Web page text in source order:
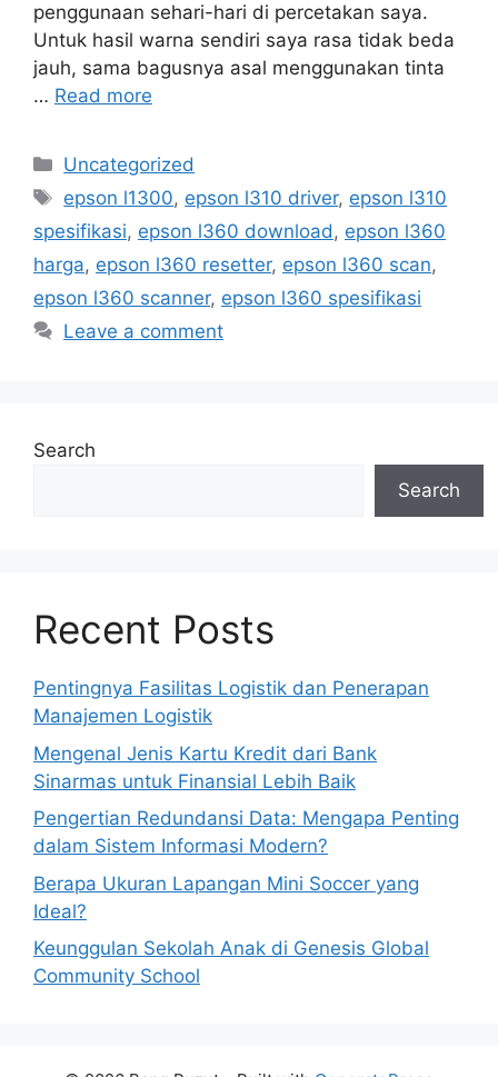
penggunaan sehari-hari di percetakan saya.
Untuk hasil warna sendiri saya rasa tidak beda
jauh, sama bagusnya asal menggunakan tinta
… Read more
Categories
Uncategorized
Tags
epson l1300, epson l310 driver, epson l310
spesifikasi, epson l360 download, epson l360
harga, epson l360 resetter, epson l360 scan,
epson l360 scanner, epson l360 spesifikasi
Leave a comment
Search
Search
Recent Posts
Pentingnya Fasilitas Logistik dan Penerapan
Manajemen Logistik
Mengenal Jenis Kartu Kredit dari Bank
Sinarmas untuk Finansial Lebih Baik
Pengertian Redundansi Data: Mengapa Penting
dalam Sistem Informasi Modern?
Berapa Ukuran Lapangan Mini Soccer yang
Ideal?
Keunggulan Sekolah Anak di Genesis Global
Community School